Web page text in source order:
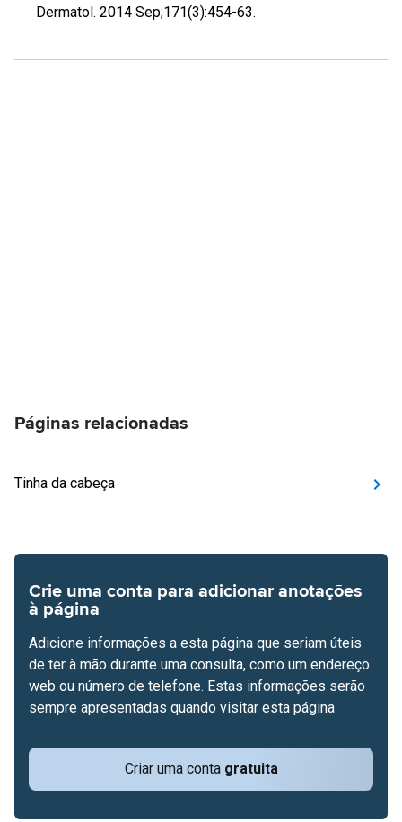
Dermatol. 2014 Sep;171(3):454-63.
Páginas relacionadas
Tinha da cabeça
Crie uma conta para adicionar anotações
à página
Criar uma conta gratuita
Adicione informações a esta página que seriam úteis
de ter à mão durante uma consulta, como um endereço
web ou número de telefone. Estas informações serão
sempre apresentadas quando visitar esta página